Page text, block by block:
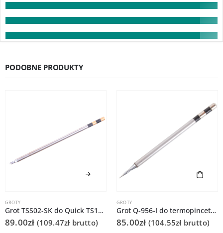
PODOBNE PRODUKTY
GROTY
Grot TSS02-SK do Quick TS1200
89.00zł (109.47zł brutto)
GROTY
Grot Q-956-I do termopincety Quick 986 do tweezera / TWZ120
85.00zł (104.55zł brutto)